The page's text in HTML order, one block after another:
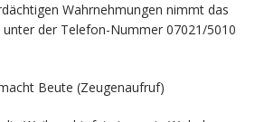
Wahrnehmungen nimmt das
unter der Telefon-Nummer 07021/5010
Beute (Zeugenaufruf)